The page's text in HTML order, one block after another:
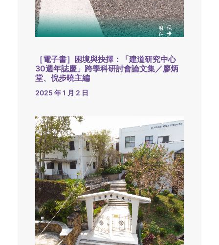
［電子書］困境與抉擇：「建道研究中心
30週年誌慶」跨學科研討會論文集／廖炳
堂、倪步曉主編
2025 年 1 月 2 日